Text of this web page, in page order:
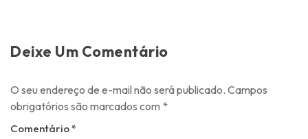
Deixe Um Comentário
O seu endereço de e-mail não será publicado. Campos
obrigatórios são marcados com *
Comentário*